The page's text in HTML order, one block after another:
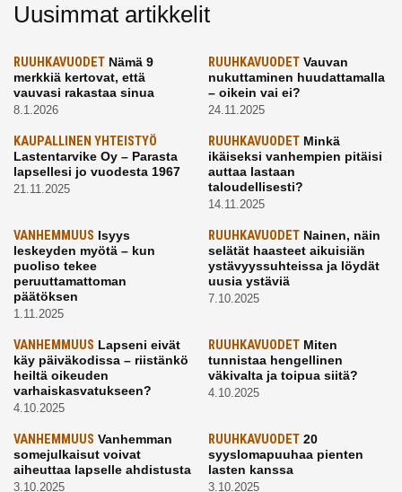
Uusimmat artikkelit
RUUHKAVUODET Nämä 9
merkkiä kertovat, että
vauvasi rakastaa sinua
8.1.2026
RUUHKAVUODETVauvan
nukuttaminen huudattamalla
– oikein vai ei?
24.11.2025
KAUPALLINEN YHTEISTYÖ
Lastentarvike Oy – Parasta
lapsellesi jo vuodesta 1967
21.11.2025
RUUHKAVUODETMinkä
ikäiseksi vanhempien pitäisi
auttaa lastaan
taloudellisesti?
14.11.2025
VANHEMMUUS Isyys
leskeyden myötä – kun
puoliso tekee
peruuttamattoman
päätöksen
1.11.2025
RUUHKAVUODETNainen, näin
selätät haasteet aikuisiän
ystävyyssuhteissa ja löydät
uusia ystäviä
7.10.2025
VANHEMMUUS Lapseni eivät
käy päiväkodissa – riistänkö
heiltä oikeuden
varhaiskasvatukseen?
4.10.2025
RUUHKAVUODETMiten
tunnistaa hengellinen
väkivalta ja toipua siitä?
4.10.2025
VANHEMMUUS Vanhemman
somejulkaisut voivat
aiheuttaa lapselle ahdistusta
3.10.2025
RUUHKAVUODET20
syyslomapuuhaa pienten
lasten kanssa
3.10.2025